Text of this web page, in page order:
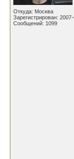
Откуда: Москва
Зарегистрирован:
Сообщений: 1099